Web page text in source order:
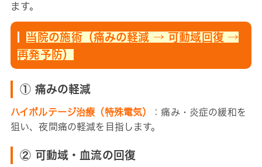
ます。
当院の施術（痛みの軽減 → 可動域回復 →
再発予防）
① 痛みの軽減
ハイボルテージ治療（特殊電気）
：痛み・炎症の緩和を
狙い、夜間痛の軽減を目指します。
② 可動域・血流の回復